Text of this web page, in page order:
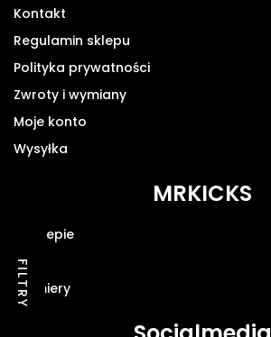
FILTRY
Kontakt
Regulamin sklepu
Polityka prywatności
Zwroty i wymiany
Moje konto
Wysyłka
MRKICKS
O sklepie
Blog
Premiery